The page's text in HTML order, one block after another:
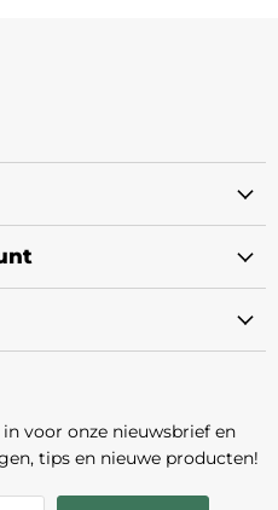
voor onze nieuwsbrief en
tips en nieuwe producten!